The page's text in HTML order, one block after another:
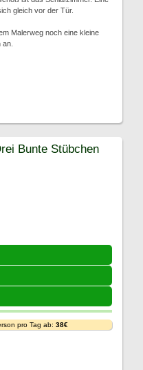
gleich vor der Tür.
Malerweg noch eine kleine
Bunte Stübchen
pro Tag ab: 38€